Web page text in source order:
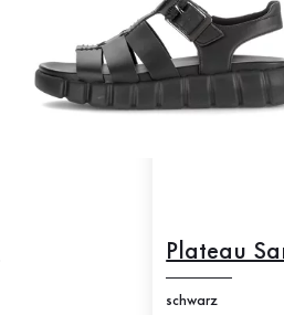
Plateau
schwarz